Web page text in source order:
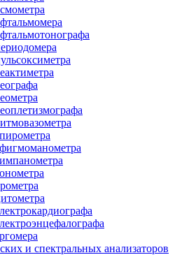
и спектральных анализаторов